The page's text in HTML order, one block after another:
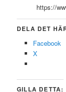
https://
DELA DET
Facebook
X
GILLA DETTA: